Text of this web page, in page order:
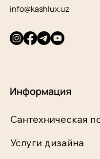
info@kashlux.uz
Информация
Сантехническая
Услуги дизайна